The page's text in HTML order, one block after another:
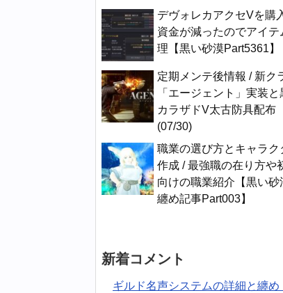
デヴォレカアクセVを購
資金が減ったのでアイテ
理【黒い砂漠Part5361】
定期メンテ後情報 / 新ク
「エージェント」実装
カラザドV太古防具配布
(07/30)
職業の選び方とキャラク
作成 / 最強職の在り方や
向けの職業紹介【黒い砂
纏め記事Part003】
新着コメント
ギルド名声システムの詳細と纏め